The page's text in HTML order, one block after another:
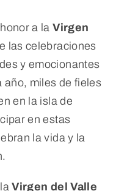
a laVirgen
las celebraciones
y emocionantes
año, miles de fieles
en la isla de
en estas
la vida y la
laVirgen del Valle